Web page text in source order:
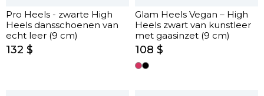
Pro Heels - zwarte High
Heels dansschoenen van
echt leer (9 cm)
132 $
Glam Heels Vegan – High
Heels zwart van kunstleer
met gaasinzet (9 cm)
108 $